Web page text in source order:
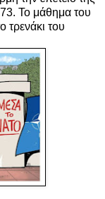
Το μάθημα του
του